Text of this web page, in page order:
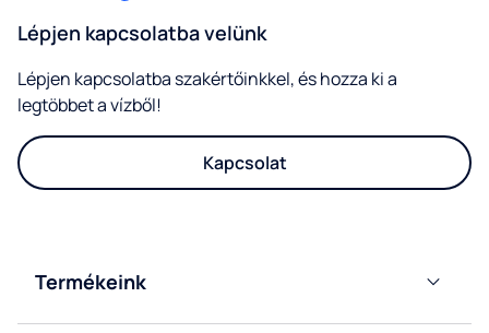
Lépjen kapcsolatba velünk
Lépjen kapcsolatba szakértőinkkel, és hozza ki a
legtöbbet a vízből!
Kapcsolat
Termékeink
Ballonos